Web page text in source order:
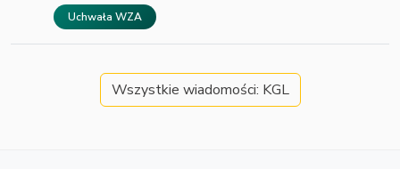
Uchwała WZA
Wszystkie wiadomości: KGL